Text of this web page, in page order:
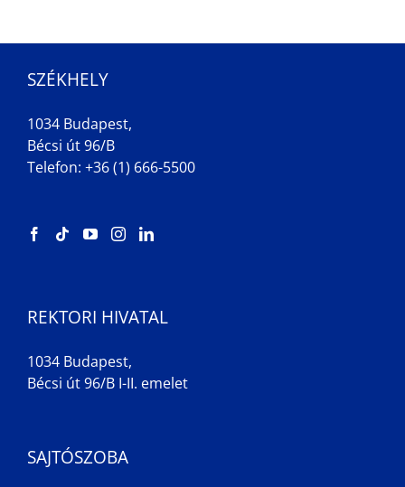
SZÉKHELY
1034 Budapest,
Bécsi út 96/B
Telefon: +36 (1) 666-5500
REKTORI HIVATAL
1034 Budapest,
Bécsi út 96/B I-II. emelet
SAJTÓSZOBA